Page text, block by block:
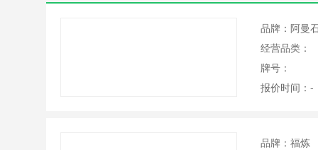
品牌：阿曼
经营品类：
牌号：
报价时间：-
品牌：福炼